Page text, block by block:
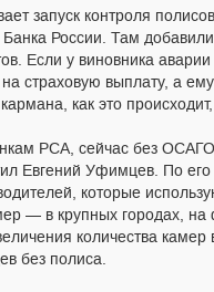
запуск контроля
России. Там
Если у виновника
на страховую выплату, а
как это
РСА, сейчас без
Евгений Уфимцев. По
которые
— в крупных городах, на
количества
без полиса.